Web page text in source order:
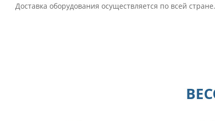
Доставка оборудования осуществляется по всей стране.